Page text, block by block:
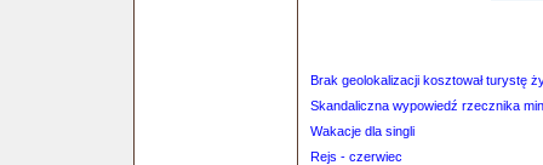
Brak geolokalizacji kosztował turystę
Skandaliczna wypowiedź rzecznika
Wakacje dla singli
Rejs - czerwiec